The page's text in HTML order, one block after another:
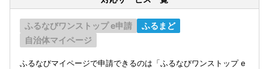
ふるなびワンストップ e申請
ふるまど
自治体マイページ
ふるなびマイページで申請できるのは「ふるなびワンストップ e